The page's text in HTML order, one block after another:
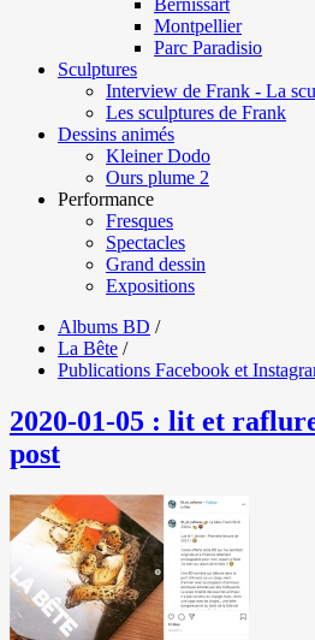
Montpellier
Parc Paradisio
Sculptures
Interview de Frank - La
Les sculptures de Frank
Dessins animés
Kleiner Dodo
Ours plume 2
Performance
Fresques
Spectacles
Grand dessin
Expositions
Albums BD /
La Bête /
Publications Facebook et
2020-01-05 : lit et
post